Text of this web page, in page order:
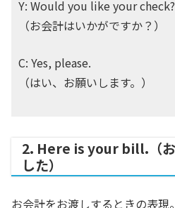
Y: Would you like your check?
（お会計はいかがですか？）
C: Yes, please.
（はい、お願いします。）
2. Here is your bill.（お
した）
お会計をお渡しするときの表現。